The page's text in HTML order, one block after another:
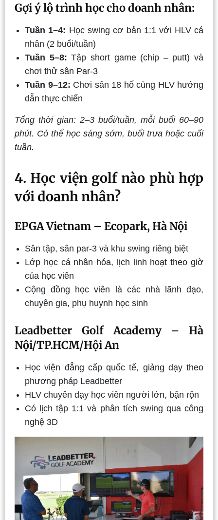
Gợi ý lộ trình học cho doanh nhân:
Tuần 1–4: Học swing cơ bản 1:1 với HLV cá
nhân (2 buổi/tuần)
Tuần 5–8: Tập short game (chip – putt) và
chơi thử sân Par-3
Tuần 9–12: Chơi sân 18 hố cùng HLV hướng
dẫn thực chiến
Tổng thời gian: 2–3 buổi/tuần, mỗi buổi 60–90
phút. Có thể học sáng sớm, buổi trưa hoặc cuối
tuần.
4. Học viện golf nào phù hợp
với doanh nhân?
EPGA Vietnam – Ecopark, Hà Nội
Sân tập, sân par-3 và khu swing riêng biệt
Lớp học cá nhân hóa, lịch linh hoạt theo giờ
của học viên
Cộng đồng học viên là các nhà lãnh đạo,
chuyên gia, phụ huynh học sinh
Leadbetter Golf Academy – Hà
Nội/TP.HCM/Hội An
Học viện đẳng cấp quốc tế, giảng dạy theo
phương pháp Leadbetter
HLV chuyên dạy học viên người lớn, bận rộn
Có lịch tập 1:1 và phân tích swing qua công
nghệ 3D